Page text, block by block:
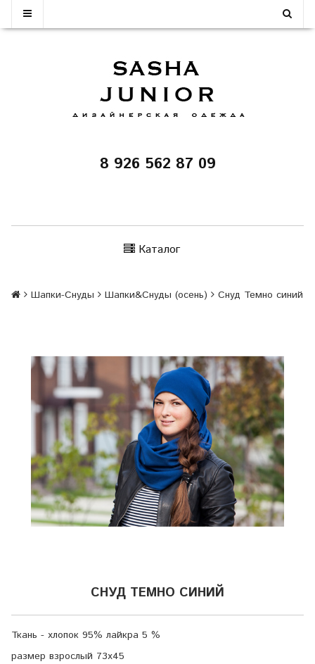
8 926 562 87 09
Каталог
Шапки-Снуды Шапки&Cнуды (осень) Снуд Темно синий
СНУД ТЕМНО СИНИЙ
Ткань - хлопок 95% лайкра 5 %
размер взрослый 73х45